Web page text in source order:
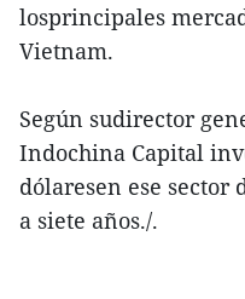
losprincipales
Vietnam.
Según sudirector
Indochina Capital
dólaresen ese
a siete años./.